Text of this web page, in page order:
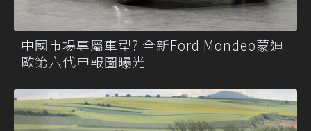
中國市場專屬車型? 全新Ford Mondeo蒙迪
歐第六代申報圖曝光